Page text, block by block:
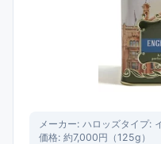
メーカー: ハロッズタイプ:
価格: 約7,000円（125g）